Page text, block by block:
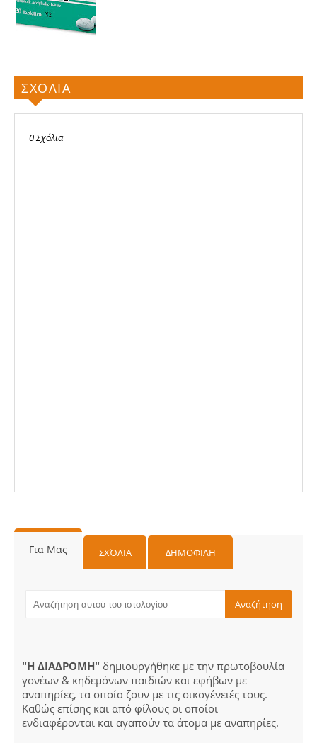
ΣΧΟΛΙΑ
0 Σχόλια
Για Μας ΣΧΌΛΙΑ ΔΗΜΟΦΙΛΗ
"Η ΔΙΑΔΡΟΜΗ" δημιουργήθηκε με την πρωτοβουλία
γονέων & κηδεμόνων παιδιών και εφήβων με
αναπηρίες, τα οποία ζουν με τις οικογένειές τους.
Καθώς επίσης και από φίλους οι οποίοι
ενδιαφέρονται και αγαπούν τα άτομα με αναπηρίες.